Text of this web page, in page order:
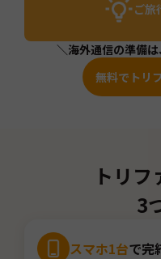
ご旅
＼海外通信の準備
無料でトリ
トリ
3
スマホ1台で完